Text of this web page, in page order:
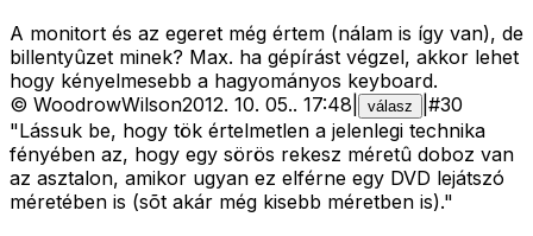
A monitort és az egeret még értem (nálam is így van), de
billentyûzet minek? Max. ha gépírást végzel, akkor lehet
hogy kényelmesebb a hagyományos keyboard.
© WoodrowWilson2012. 10. 05.. 17:48 válasz #30
"Lássuk be, hogy tök értelmetlen a jelenlegi technika
fényében az, hogy egy sörös rekesz méretû doboz van
az asztalon, amikor ugyan ez elférne egy DVD lejátszó
méretében is (sõt akár még kisebb méretben is)."